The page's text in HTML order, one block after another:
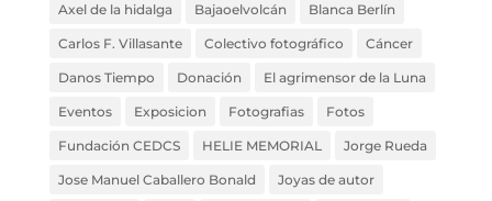
Axel de la hidalga Bajaoelvolcán Blanca Berlín
Carlos F. Villasante Colectivo fotográfico Cáncer
Danos Tiempo Donación El agrimensor de la Luna
Eventos Exposicion Fotografias Fotos
Fundación CEDCS HELIE MEMORIAL Jorge Rueda
Jose Manuel Caballero Bonald Joyas de autor